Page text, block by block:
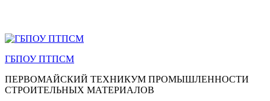
ГБПОУ ПТПСМ
ПЕРВОМАЙСКИЙ ТЕХНИКУМ ПРОМЫШЛЕННОСТИ
СТРОИТЕЛЬНЫХ МАТЕРИАЛОВ